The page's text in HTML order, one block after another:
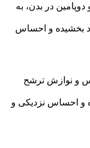
در بدن، به
بخشیده و احساس
و نوازش ترشح
و احساس نزدیکی و